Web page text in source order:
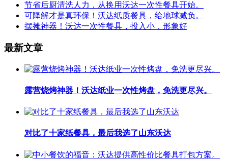
节省后厨清洗人力，从换用沃达一次性餐具开始。
可降解才是真环保！沃达纸质餐具，给地球减负。
摆摊神器！沃达一次性餐具，投入小，形象好
最新文章
露营烧烤神器！沃达纸业一次性烤盘，免洗更尽兴。
对比了十家纸餐具，最后我选了山东沃达